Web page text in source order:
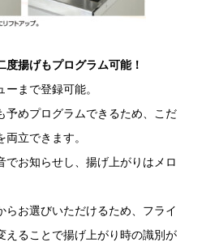
度揚げもプログラム可能！
まで登録可能。
予めプログラムできるため、こだ
立できます。
でお知らせし、揚げ上がりはメロ
らお選びいただけるため、フライ
えることで揚げ上がり時の識別が